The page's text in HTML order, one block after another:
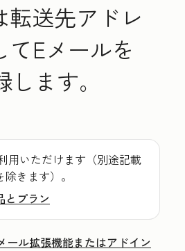
転送先アドレ
てEメールを
ます。
用いただけます（別途記載
きます）。
とプラン
ール拡張機能またはアドイン